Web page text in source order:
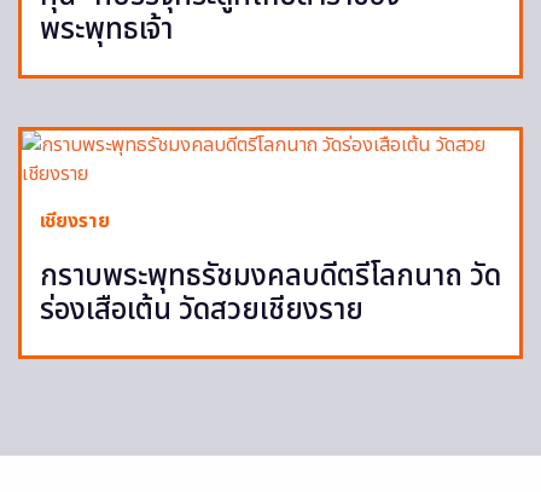
พระพุทธเจ้า
เชียงราย
กราบพระพุทธรัชมงคลบดีตรีโลกนาถ วัด
ร่องเสือเต้น วัดสวยเชียงราย